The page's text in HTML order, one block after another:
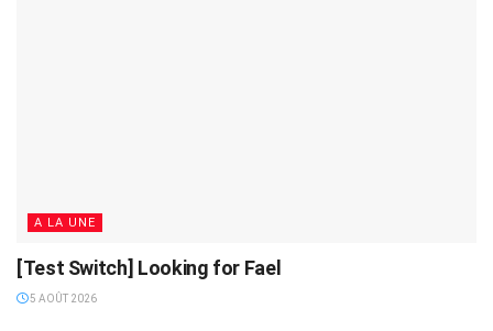
A LA UNE
[Test Switch] Looking for Fael
5 AOÛT 2026